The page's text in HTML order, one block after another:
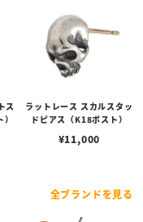
ス
ラットレース スカルスタッ
ドピアス（K18ポスト）
¥11,000
全ブランドを見る